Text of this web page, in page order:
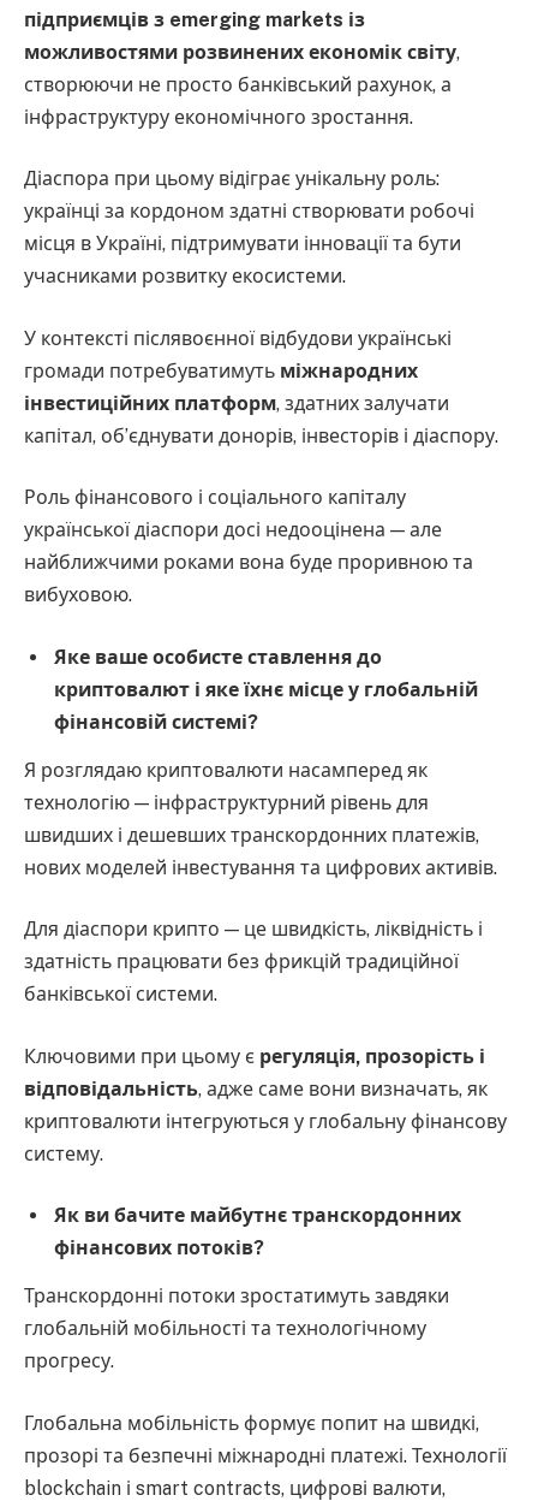
підприємців з emerging markets із
можливостями розвинених економік світу,
створюючи не просто банківський рахунок, а
інфраструктуру економічного зростання.
Діаспора при цьому відіграє унікальну роль:
українці за кордоном здатні створювати робочі
місця в Україні, підтримувати інновації та бути
учасниками розвитку екосистеми.
У контексті післявоєнної відбудови українські
громади потребуватимуть міжнародних
інвестиційних платформ, здатних залучати
капітал, об’єднувати донорів, інвесторів і діаспору.
Роль фінансового і соціального капіталу
української діаспори досі недооцінена — але
найближчими роками вона буде проривною та
вибуховою.
Яке ваше особисте ставлення до
криптовалют і яке їхнє місце у глобальній
фінансовій системі?
Я розглядаю криптовалюти насамперед як
технологію — інфраструктурний рівень для
швидших і дешевших транскордонних платежів,
нових моделей інвестування та цифрових активів.
Для діаспори крипто — це швидкість, ліквідність і
здатність працювати без фрикцій традиційної
банківської системи.
Ключовими при цьому є регуляція, прозорість і
відповідальність, адже саме вони визначать, як
криптовалюти інтегруються у глобальну фінансову
систему.
Як ви бачите майбутнє транскордонних
фінансових потоків?
Транскордонні потоки зростатимуть завдяки
глобальній мобільності та технологічному
прогресу.
Глобальна мобільність формує попит на швидкі,
прозорі та безпечні міжнародні платежі. Технології
blockchain і smart contracts, цифрові валюти,